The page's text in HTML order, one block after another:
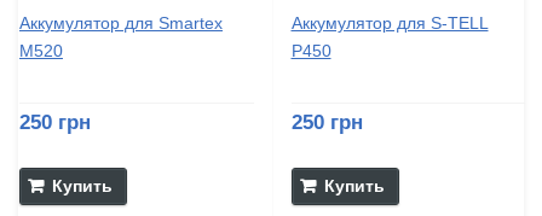
Аккумулятор для Smartex
M520
250 грн
Купить
Аккумулятор для S-TELL
P450
250 грн
Купить